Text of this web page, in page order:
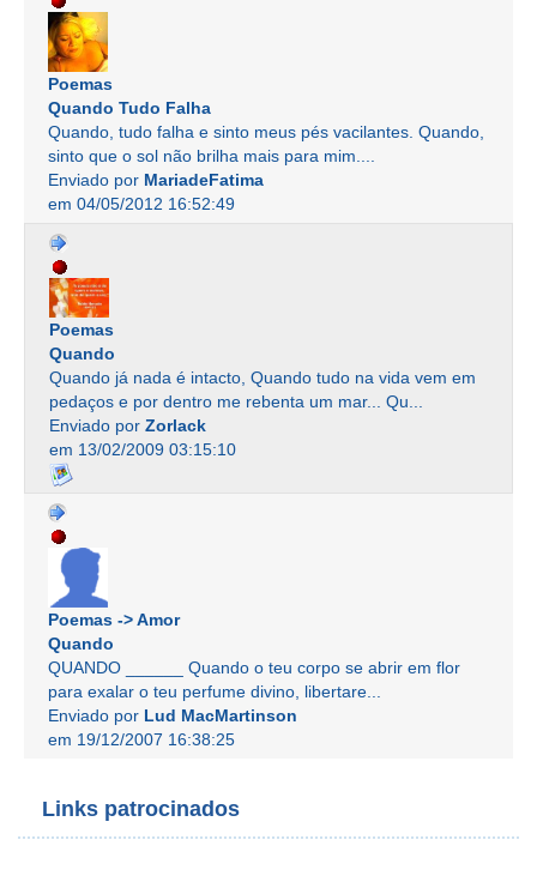
Poemas
Quando Tudo Falha
Quando, tudo falha e sinto meus pés vacilantes. Quando,
sinto que o sol não brilha mais para mim....
Enviado por MariadeFatima
em 04/05/2012 16:52:49
Poemas
Quando
Quando já nada é intacto, Quando tudo na vida vem em
pedaços e por dentro me rebenta um mar... Qu...
Enviado por Zorlack
em 13/02/2009 03:15:10
Poemas -> Amor
Quando
QUANDO ______ Quando o teu corpo se abrir em flor
para exalar o teu perfume divino, libertare...
Enviado por Lud MacMartinson
em 19/12/2007 16:38:25
Links patrocinados